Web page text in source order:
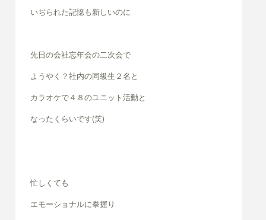
いぢられた記憶も新しいのに
先日の会社忘年会の二次会で
ようやく？社内の同級生２名と
カラオケで４８のユニット活動と
なったくらいです(笑)
忙しくても
エモーショナルに拳握り